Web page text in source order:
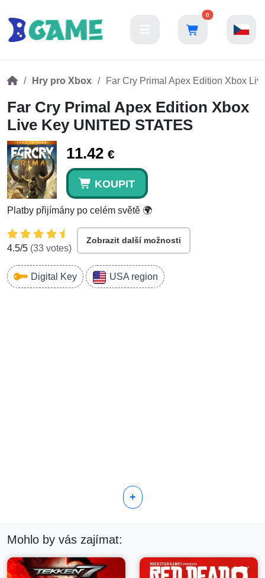
0
Hry pro Xbox Far Cry Primal Apex Edition Xbox
Far Cry Primal Apex Edition Xbox
Live Key UNITED STATES
11.42 €
KOUPIT
Platby přijímány po celém světě 🌍
4.5/5 (33 votes)
Zobrazit další možnosti
Digital Key USA region
+
Mohlo by vás zajímat: